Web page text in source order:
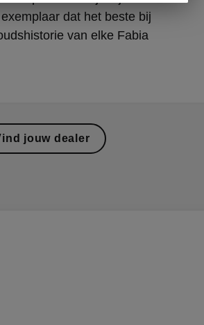
dat het beste bij
van elke Fabia
jouw dealer